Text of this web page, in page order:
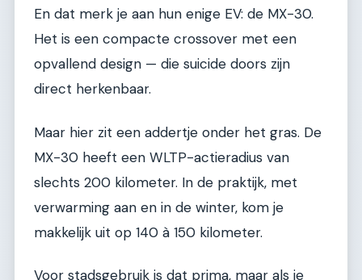
En dat merk je aan hun enige EV: de MX-30.
Het is een compacte crossover met een
opvallend design — die suicide doors zijn
direct herkenbaar.
Maar hier zit een addertje onder het gras. De
MX-30 heeft een WLTP-actieradius van
slechts 200 kilometer. In de praktijk, met
verwarming aan en in de winter, kom je
makkelijk uit op 140 à 150 kilometer.
Voor stadsgebruik is dat prima, maar als je